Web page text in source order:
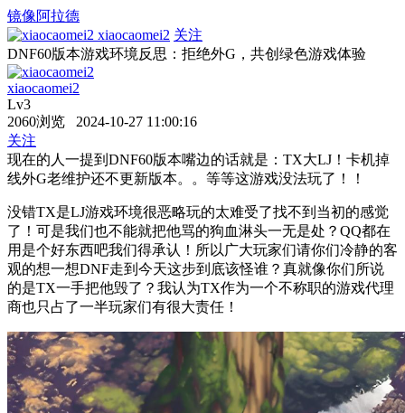
镜像阿拉德
xiaocaomei2 关注
DNF60版本游戏环境反思：拒绝外G，共创绿色游戏体验
xiaocaomei2
Lv3
2060浏览 2024-10-27 11:00:16
关注
现在的人一提到DNF60版本嘴边的话就是：TX大LJ！卡机掉
线外G老维护还不更新版本。。等等这游戏没法玩了！！
没错TX是LJ游戏环境很恶略玩的太难受了找不到当初的感觉
了！可是我们也不能就把他骂的狗血淋头一无是处？QQ都在
用是个好东西吧我们得承认！所以广大玩家们请你们冷静的客
观的想一想DNF走到今天这步到底该怪谁？真就像你们所说
的是TX一手把他毁了？我认为TX作为一个不称职的游戏代理
商也只占了一半玩家们有很大责任！